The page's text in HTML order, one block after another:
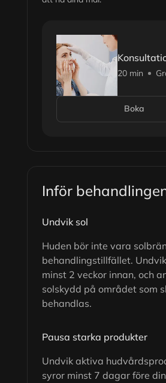
20 min
Boka
Inför
Undvik sol
Huden bör inte vara
behandlingstillfället.
minst 2 veckor innan, och
solskydd på området som
behandlas.
Pausa starka produkter
Undvik aktiva
syror minst 7 dagar före